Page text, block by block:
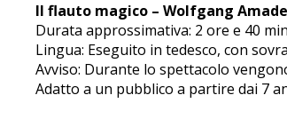
Il flauto magico – Wolfgang
Durata approssimativa: 2 ore e 40
Lingua: Eseguito in tedesco, con
Avviso: Durante lo spettacolo
Adatto a un pubblico a partire dai 7